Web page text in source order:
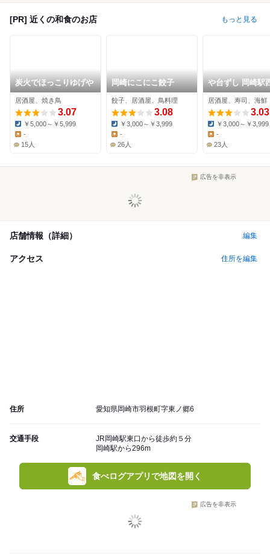
[PR] 近くの和食のお店 もっと見る
炭火でほっこりゆげや
居酒屋、焼き鳥
3.07
Dinner:
￥5,000～￥5,999
Lunch:
-
15人
岡崎にこにこ餃子
餃子、居酒屋、鳥料理
3.08
Dinner:
￥3,000～￥3,999
Lunch:
-
26人
や台ずし 岡崎駅
町
居酒屋、寿司、海鮮
3.03
Dinner:
￥3,000～￥3,999
Lunch:
-
23人
広告を非表示
店舗情報（詳細） 編集
アクセス 住所を編集
住所 愛知県岡崎市羽根町字東ノ郷6
交通手段
JR岡崎駅東口から徒歩約５分
岡崎駅から296m
食べログアプリで地図を開く
広告を非表示